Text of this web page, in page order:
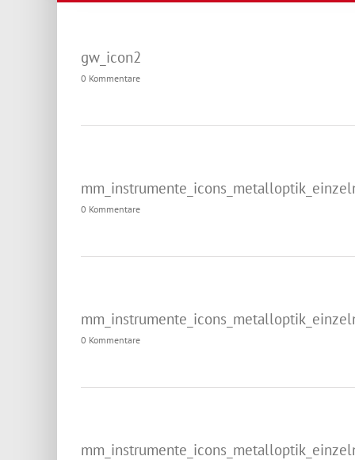
gw_icon2
0 Kommentare
0 Kommentare
0 Kommentare